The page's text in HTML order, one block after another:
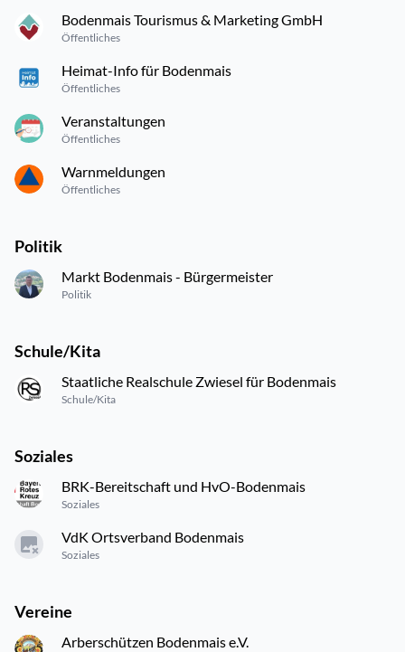
Bodenmais Tourismus & Marketing GmbH
Öffentliches
Heimat-Info für Bodenmais
Öffentliches
Veranstaltungen
Öffentliches
Warnmeldungen
Öffentliches
Politik
Markt Bodenmais - Bürgermeister
Politik
Schule/Kita
Staatliche Realschule Zwiesel für Bodenmais
Schule/Kita
Soziales
BRK-Bereitschaft und HvO-Bodenmais
Soziales
VdK Ortsverband Bodenmais
Soziales
Vereine
Arberschützen Bodenmais e.V.